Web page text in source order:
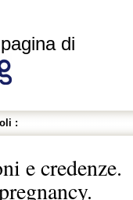
di
:
e credenze.